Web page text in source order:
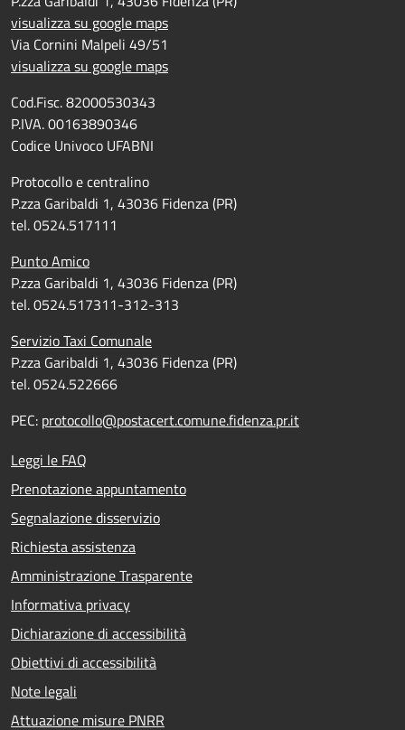
visualizza su google maps
Via Cornini Malpeli 49/51
visualizza su google maps
Cod.Fisc. 82000530343
P.IVA. 00163890346
Codice Univoco UFABNI
Protocollo e centralino
P.zza Garibaldi 1, 43036 Fidenza (PR)
tel. 0524.517111
Punto Amico
P.zza Garibaldi 1, 43036 Fidenza (PR)
tel. 0524.517311-312-313
Servizio Taxi Comunale
P.zza Garibaldi 1, 43036 Fidenza (PR)
tel. 0524.522666
PEC: protocollo@postacert.comune.fidenza.pr.it
Leggi le FAQ
Prenotazione appuntamento
Segnalazione disservizio
Richiesta assistenza
Amministrazione Trasparente
Informativa privacy
Dichiarazione di accessibilità
Obiettivi di accessibilità
Note legali
Attuazione misure PNRR